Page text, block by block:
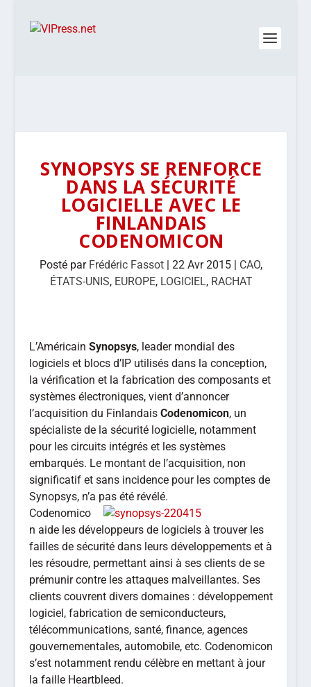
SYNOPSYS SE RENFORCE
DANS LA SÉCURITÉ
LOGICIELLE AVEC LE
FINLANDAIS
CODENOMICON
Posté par Frédéric Fassot |22 Avr 2015 | CAO,
ÉTATS-UNIS, EUROPE, LOGICIEL, RACHAT
L’AméricainSynopsys, leader mondial des
logiciels et blocs d’IP utilisés dans la conception,
la vérification et la fabrication des composants et
systèmes électroniques, vient d’annoncer
l’acquisition du FinlandaisCodenomicon, un
spécialiste de la sécurité logicielle, notamment
pour les circuits intégrés et les systèmes
embarqués. Le montant de l’acquisition, non
significatif et sans incidence pour les comptes de
Synopsys, n’a pas été révélé.
Codenomico
n aide les développeurs de logiciels à trouver les
failles de sécurité dans leurs développements et à
les résoudre, permettant ainsi à ses clients de se
prémunir contre les attaques malveillantes. Ses
clients couvrent divers domaines : développement
logiciel, fabrication de semiconducteurs,
télécommunications, santé, finance, agences
gouvernementales, automobile, etc. Codenomicon
s’est notamment rendu célèbre en mettant à jour
la faille Heartbleed.